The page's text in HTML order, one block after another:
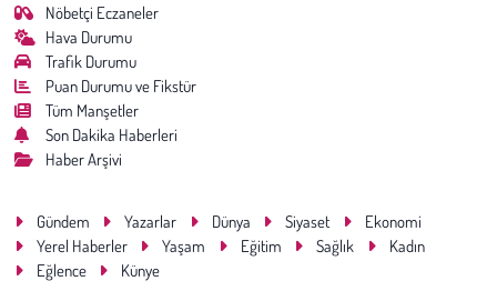
Nöbetçi Eczaneler
Hava Durumu
Trafik Durumu
Puan Durumu ve Fikstür
Tüm Manşetler
Son Dakika Haberleri
Haber Arşivi
Gündem Yazarlar Dünya Siyaset
Ekonomi
Yerel Haberler
Yaşam Eğitim Sağlık
Kadın
Eğlence
Künye